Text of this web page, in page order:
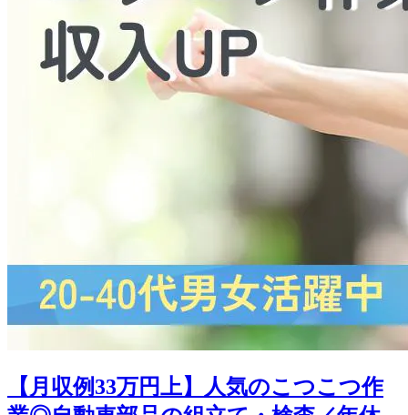
【月収例33万円上】人気のこつこつ作